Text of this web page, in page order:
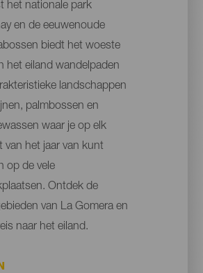
het nationale park
en de eeuwenoude
biedt het woeste
het eiland wandelpaden
landschappen
palmbossen en
waar je op elk
van het jaar van kunt
op de vele
Ontdek de
van La Gomera en
naar het eiland.